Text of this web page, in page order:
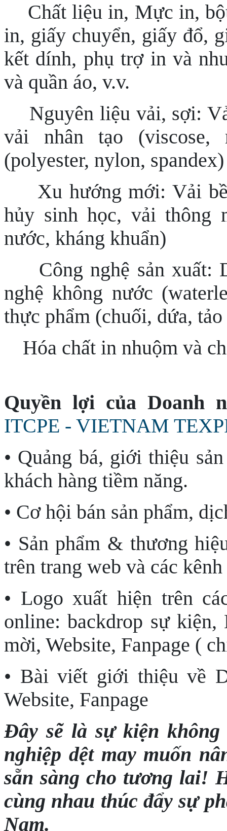
Chất liệu in, Mực in,
in, giấy chuyển, giấy đổ,
kết dính, phụ trợ in và
và quần áo, v.v.
Nguyên liệu vải, sợi:
vải nhân tạo (viscose,
(polyester, nylon, spandex)
Xu hướng mới: Vải
hủy sinh học, vải thông
nước, kháng khuẩn)
Công nghệ sản
nghệ không nước
thực phẩm (chuối, dứa,
Hóa chất in nhuộm và
Quyền lợi của Doanh
ITCPE - VIETNAM
• Quảng bá, giới thiệu
khách hàng tiềm năng.
• Cơ hội bán sản phẩm,
• Sản phẩm & thương
trên trang web và các
• Logo xuất hiện trên
online: backdrop sự kiện,
mời, Website, Fanpage (
• Bài viết giới thiệu về
Website, Fanpage
Đây sẽ là sự kiện
nghiệp dệt may muốn
sẵn sàng cho tương lai!
cùng nhau thúc đẩy sự
Nam.